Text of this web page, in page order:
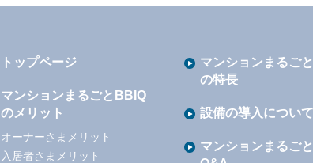
トップページ
マンションまるごとBBIQ
のメリット
オーナーさまメリット
入居者さまメリット
マンションまるご
の特長
設備の導入について
マンションまるご